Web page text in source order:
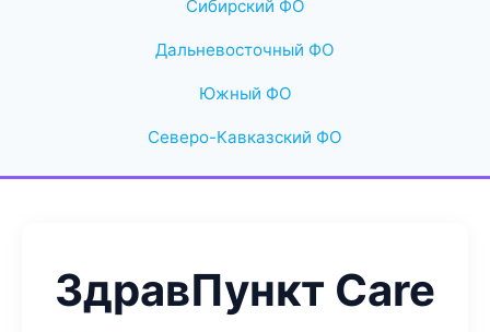
Сибирский ФО
Дальневосточный ФО
Южный ФО
Северо-Кавказский ФО
ЗдравПункт Care